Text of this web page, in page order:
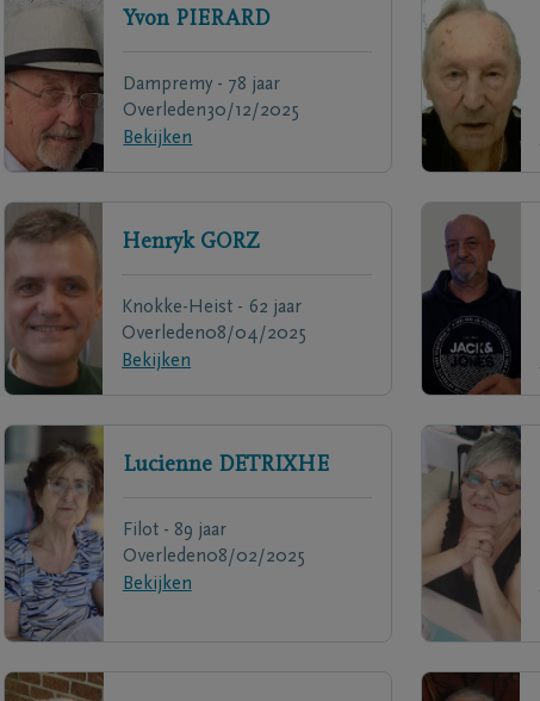
Yvon PIERARD
Dampremy - 78 jaar
Overleden30/12/2025
Bekijken
Henryk GORZ
Knokke-Heist - 62 jaar
Overleden08/04/2025
Bekijken
Lucienne DETRIXHE
Filot - 89 jaar
Overleden08/02/2025
Bekijken